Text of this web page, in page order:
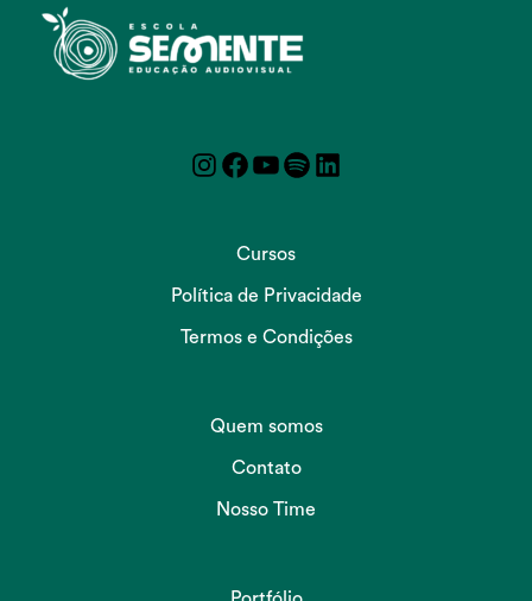
Instagram
Facebook
YouTube
Spotify
Cursos
Política de Privacidade
Termos e Condições
Quem somos
Contato
Nosso Time